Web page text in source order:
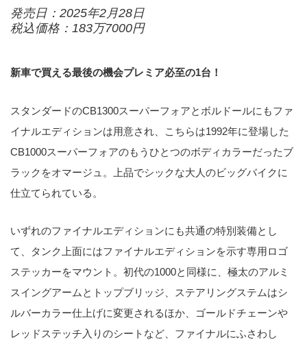
発売日：2025年2月28日
税込価格：183万7000円
新車で買える最後の機会プレミア必至の1台！
スタンダードのCB1300スーパーフォアとボルドールにもファ
イナルエディションは用意され、こちらは1992年に登場した
CB1000スーパーフォアのもうひとつのボディカラーだったブ
ラックをオマージュ。上品でシックな大人のビッグバイクに
仕立てられている。
いずれのファイナルエディションにも共通の特別装備とし
て、タンク上面にはファイナルエディションを示す専用ロゴ
ステッカーをマウント。初代の1000と同様に、極太のアルミ
スイングアームとトップブリッジ、ステアリングステムはシ
ルバーカラー仕上げに変更されるほか、ゴールドチェーンや
レッドステッチ入りのシートなど、ファイナルにふさわし